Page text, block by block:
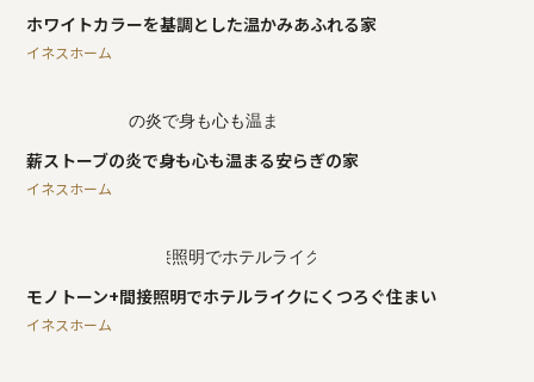
ホワイトカラーを基調とした温かみあふれる家
イネスホーム
薪ストーブの炎で身も心も温まる安らぎの家
イネスホーム
モノトーン+間接照明でホテルライクにくつろぐ住まい
イネスホーム